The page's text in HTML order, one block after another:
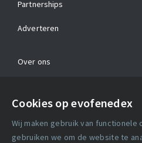
Cookies op evofenedex
Wij maken gebruik van
gebruiken we om de website te
Partnerships
Adverteren
Over ons
Algemene voorwaarden
Cookie verklaring